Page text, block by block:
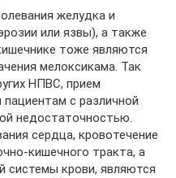
желудка и
или язвы), а также
тоже являются
мелоксикама. Так
НПВС, прием
с различной
недостаточностью.
сердца, кровотечение
кишечного тракта, а
системы крови, являются